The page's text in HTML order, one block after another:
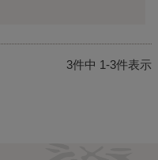
3件中 1-3件表示